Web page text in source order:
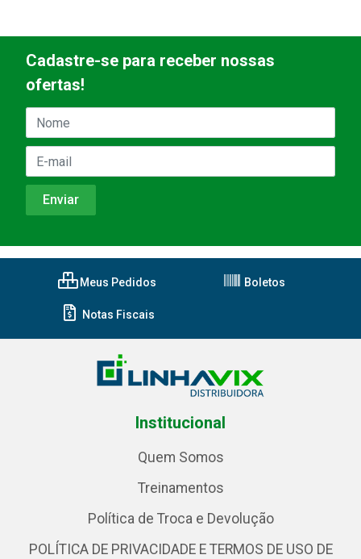
Cadastre-se para receber nossas
ofertas!
Meus Pedidos Boletos
Notas Fiscais
Institucional
Quem Somos
Treinamentos
Política de Troca e Devolução
POLÍTICA DE PRIVACIDADE E TERMOS DE USO DE